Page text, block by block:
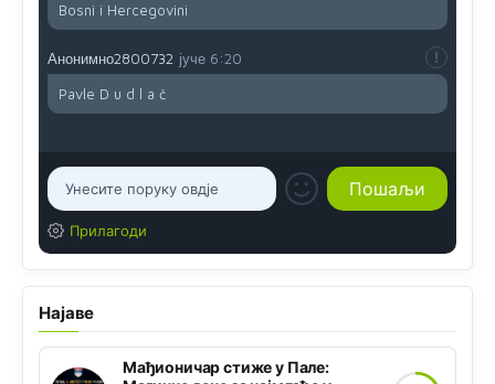
Bosni i Hercegovini
Анонимно2800732 јуче 6:20
Pavle D u d l a č
Прилагоди
Најаве
Мађионичар стиже у Пале: